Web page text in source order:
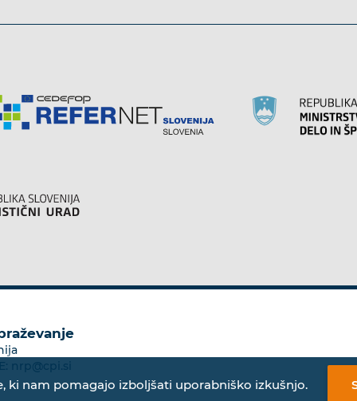
ki nam pomagajo izboljšati uporabniško izkušnjo.
nrp@cpi.si